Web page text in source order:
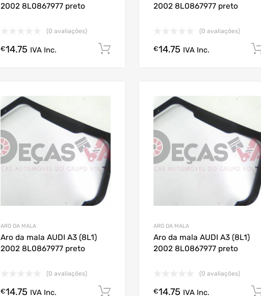
2002 8L0867977 preto
(0 avaliações)
€14.75 IVA Inc. Comprar Agora!
2002 8L0867977 preto
(0 avaliações)
€14.75 IVA Inc.
ARO DA MALA
Aro da mala AUDI A3 (8L1)
2002 8L0867977 preto
(0 avaliações)
€14.75 IVA Inc. Comprar Agora!
ARO DA MALA
Aro da mala AUDI A3 (8L1)
2002 8L0867977 preto
(0 avaliações)
€14.75 IVA Inc.